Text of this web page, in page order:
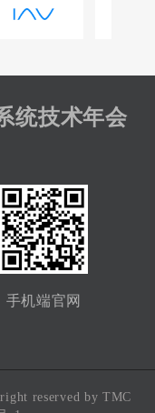
统技术年会
手机端官网
reserved by TMC